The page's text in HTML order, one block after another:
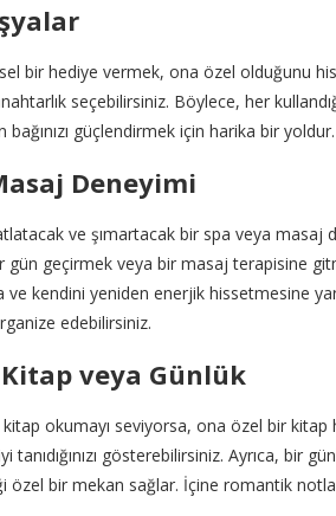
bir hediye vermek, ona özel olduğunu
seçebilirsiniz. Böylece, her
bağınızı güçlendirmek için harika bir yoldur.
Deneyimi
ve şımartacak bir spa veya
gün geçirmek veya bir masaj terapisine
ve kendini yeniden enerjik hissetmesine
edebilirsiniz.
veya Günlük
okumayı seviyorsa, ona özel bir
tanıdığınızı gösterebilirsiniz. Ayrıca, bir
özel bir mekan sağlar. İçine romantik